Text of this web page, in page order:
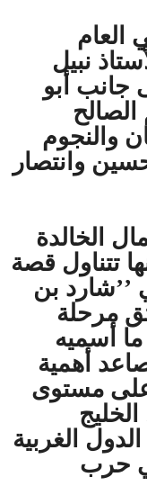
العام
نبيل
جانب أبو
الصالح
والنجوم
وانتصار
الخالدة
تتناول قصة
’’شارد بن
مرحلة
أسميه
أهمية
على مستوى
الغربية
حرب